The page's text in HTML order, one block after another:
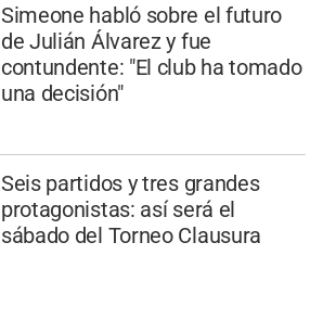
Simeone habló sobre el futuro
de Julián Álvarez y fue
contundente: "El club ha tomado
una decisión"
Seis partidos y tres grandes
protagonistas: así será el
sábado del Torneo Clausura